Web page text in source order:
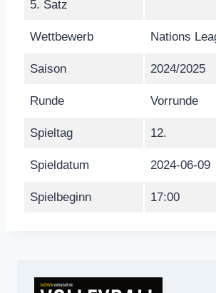
5. Satz
Wettbewerb Nations
Saison 2024/2025
Runde Vorrunde
Spieltag 12.
Spieldatum 2024-06-09
Spielbeginn 17:00